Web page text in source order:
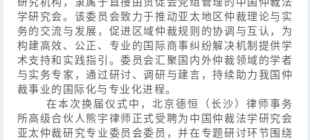
学研究会。该委员会致力于推动亚太地区仲裁理论与实
务的交流与发展，促进区域仲裁规则的协调与互认，为
构建高效、公正、专业的国际商事纠纷解决机制提供学
术支持和实践指引。委员会汇聚国内外仲裁领域的学者
与实务专家，通过研讨、调研与建言，持续助力我国仲
裁事业的国际化与专业化进程。
在本次换届仪式中，北京德恒（长沙）律师事务
所高级合伙人熊宇律师正式受聘为中国仲裁法学研究会
亚太仲裁研究专业委员会委员，并在专题研讨环节围绕